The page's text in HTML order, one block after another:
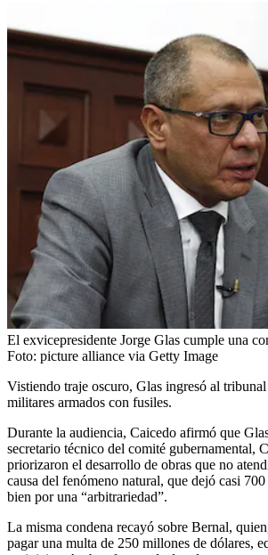
El exvicepresidente Jorge Glas cumple una
Foto: picture alliance via Getty Image
Vistiendo traje oscuro, Glas ingresó al
militares armados con fusiles.
Durante la audiencia, Caicedo afirmó que
secretario técnico del comité gubernamental,
priorizaron el desarrollo de obras que no
causa del fenómeno natural, que dejó casi
bien por una “arbitrariedad”.
La misma condena recayó sobre Bernal,
pagar una multa de 250 millones de dólares,